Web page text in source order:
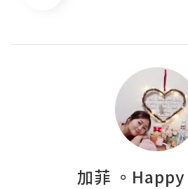
加菲 。